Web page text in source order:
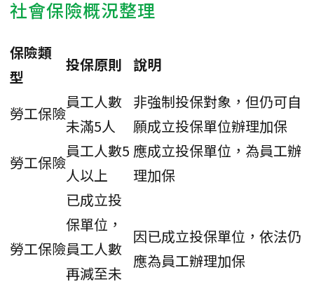
社會保險概況整理
保險類
型
投保原則 說明
勞工保險
員工人數
未滿5人
非強制投保對象，但仍可自
願成立投保單位辦理加保
勞工保險
員工人數5
人以上
應成立投保單位，為員工辦
理加保
勞工保險
已成立投
保單位，
員工人數
再減至未
因已成立投保單位，依法仍
應為員工辦理加保